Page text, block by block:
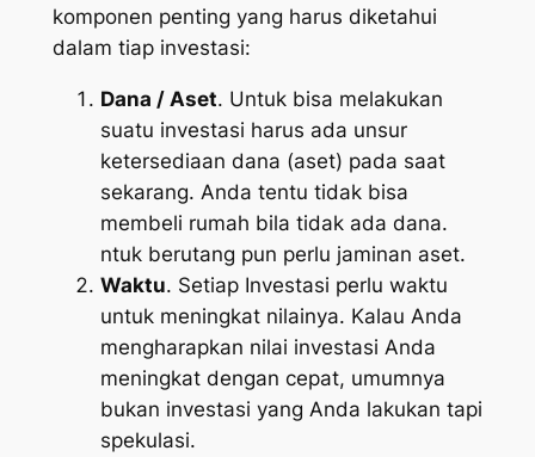
komponen penting yang harus diketahui
dalam tiap investasi:
Dana / Aset. Untuk bisa melakukan
suatu investasi harus ada unsur
ketersediaan dana (aset) pada saat
sekarang. Anda tentu tidak bisa
membeli rumah bila tidak ada dana.
ntuk berutang pun perlu jaminan aset.
Waktu. Setiap Investasi perlu waktu
untuk meningkat nilainya. Kalau Anda
mengharapkan nilai investasi Anda
meningkat dengan cepat, umumnya
bukan investasi yang Anda lakukan tapi
spekulasi.